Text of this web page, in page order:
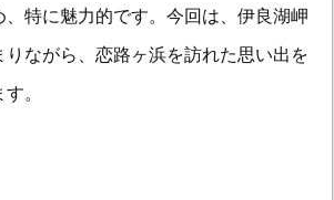
特に魅力的です。今回は、伊良湖岬
ながら、恋路ヶ浜を訪れた思い出を
。